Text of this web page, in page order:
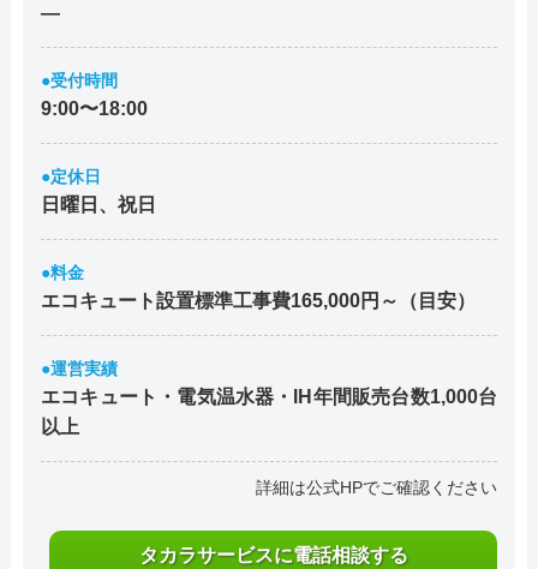
―
●受付時間
9:00〜18:00
●定休日
日曜日、祝日
●料金
エコキュート設置標準工事費165,000円～（目安）
●運営実績
エコキュート・電気温水器・IH年間販売台数1,000台
以上
詳細は公式HPでご確認ください
タカラサービスに電話相談する